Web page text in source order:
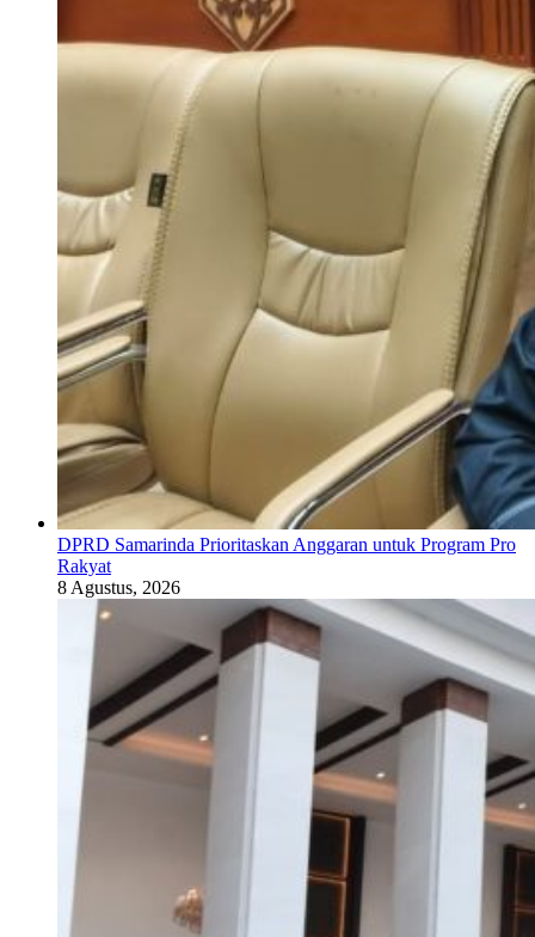
DPRD Samarinda Prioritaskan Anggaran untuk Program Pro
Rakyat
8 Agustus, 2026